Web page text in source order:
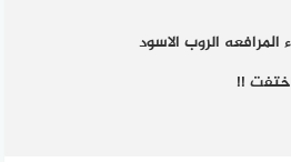
المرافعه الروب الاسود
!!